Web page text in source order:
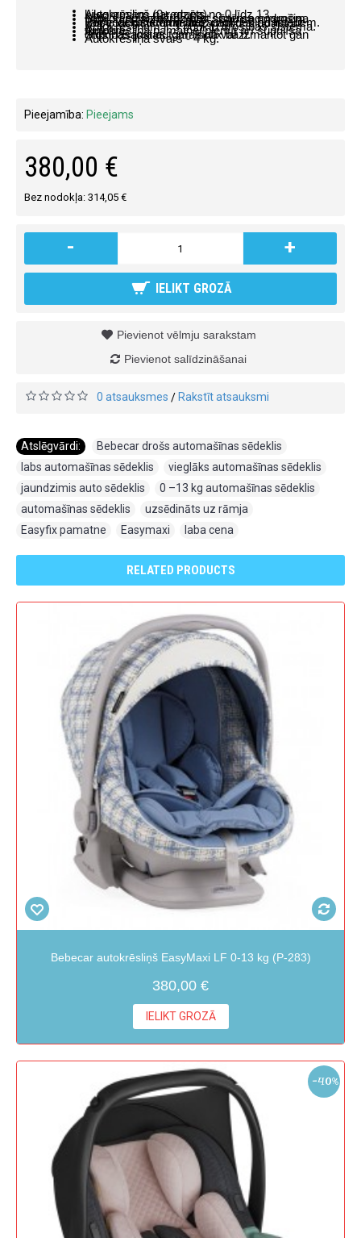
Autokrēsliņš paredzēts no 0 līdz 13 kilogramiem (0+ grupa)
SPP sānu aizsardzības sistēma nodrošina papildu aizsardzību pret sānu sadursmēm.
Easy lock sistēma ļauj autokrēsliņu likt uz Bebecar ratu rāmja bez papildus adapteriem. Tas ir viegli, ērti un ātri!
Autokrēsliņam ir 3 punktu drošības sistēma.
Autokrēsliņa pamatnei piemīt arī šūpulīša funkcija.
Stiprināšanai automašīnā var izmantot gan drošības jostas, gan Isofix bāzi.
Autokrēsliņa svars - 4 kg.
Pieejamība: Pieejams
380,00 €
Bez nodokļa: 314,05 €
- +
IELIKT GROZĀ
Pievienot vēlmju sarakstam
Pievienot salīdzināšanai
0 atsauksmes / Rakstīt atsauksmi
Atslēgvārdi: Bebecar drošs automašīnas sēdeklis
labs automašīnas sēdeklis
vieglāks automašīnas sēdeklis
jaundzimis auto sēdeklis
0 –13 kg automašīnas sēdeklis
automašīnas sēdeklis
uzsēdināts uz rāmja
Easyfix pamatne
Easymaxi laba cena
RELATED PRODUCTS
Bebecar autokrēsliņš EasyMaxi LF 0-13 kg (P-283)
380,00 €
IELIKT GROZĀ
-40%